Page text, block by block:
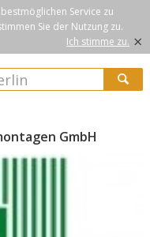
Service zu
Sie der Nutzung zu.
Ich stimme zu. ×
GmbH